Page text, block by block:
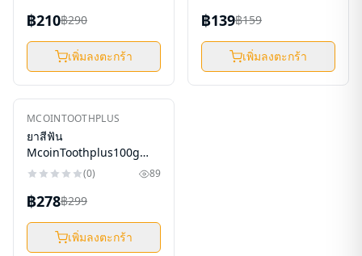
฿210฿290
เพิ่มลงตะกร้า
฿139฿159
เพิ่มลงตะกร้า
ใหม่
-7%
MCOINTOOTHPLUS
ยาสีฟัน
McoinToothplus100g
แพ็คคู่ 2 หลอด(รับแต้ม
(0) 89
฿278฿299
เพิ่มลงตะกร้า